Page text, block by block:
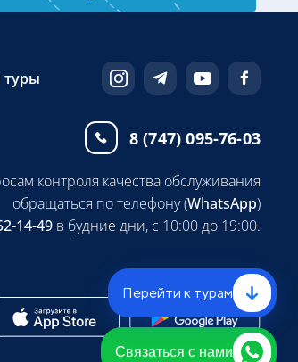
Перейти к турам
Связаться с нами
8 (747) 095-76-03
контроля качества обслуживания
обращаться по телефону (WhatsApp)
14-49 в будние дни, с 10:00 до 19:00.